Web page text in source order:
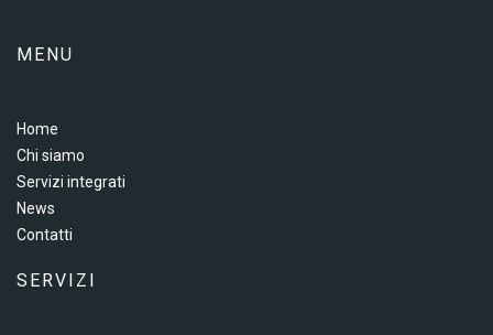
MENU
Home
Chi siamo
Servizi integrati
News
Contatti
SERVIZI